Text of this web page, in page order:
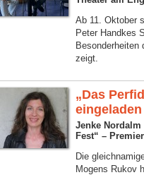
Ab 11. Oktober
Peter Handkes
Besonderheiten
zeigt.
„Das
Jenke
Fest“ –
Die
Mogens Rukov